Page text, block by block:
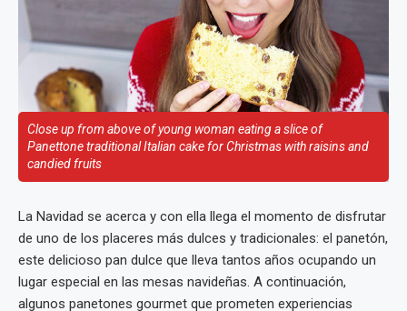
Close up from above of young woman eating a slice of
Panettone traditional Italian cake for Christmas with raisins and
candied fruits
La Navidad se acerca y con ella llega el momento de disfrutar
de uno de los placeres más dulces y tradicionales: el panetón,
este delicioso pan dulce que lleva tantos años ocupando un
lugar especial en las mesas navideñas. A continuación,
algunos panetones gourmet que prometen experiencias